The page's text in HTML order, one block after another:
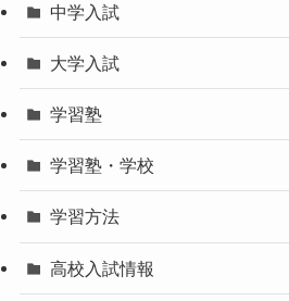
中学入試
大学入試
学習塾
学習塾・学校
学習方法
高校入試情報